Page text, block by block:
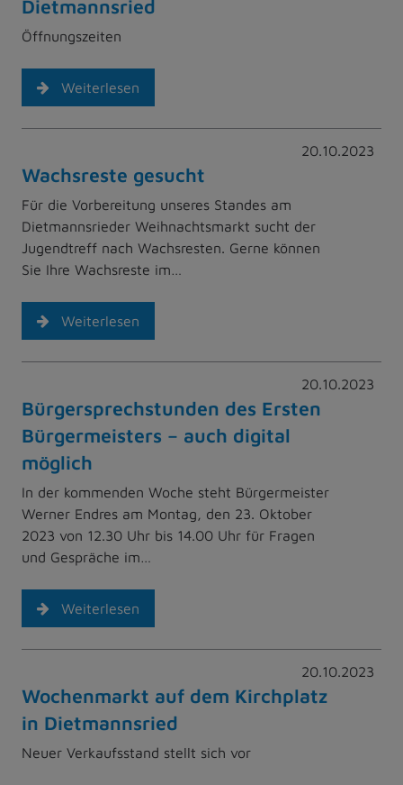
Dietmannsried
Öffnungszeiten
Weiterlesen
20.10.2023
Wachsreste gesucht
Für die Vorbereitung unseres Standes am
Dietmannsrieder Weihnachtsmarkt sucht der
Jugendtreff nach Wachsresten. Gerne können
Sie Ihre Wachsreste im…
Weiterlesen
20.10.2023
Bürgersprechstunden des Ersten
Bürgermeisters – auch digital
möglich
In der kommenden Woche steht Bürgermeister
Werner Endres am Montag, den 23. Oktober
2023 von 12.30 Uhr bis 14.00 Uhr für Fragen
und Gespräche im…
Weiterlesen
20.10.2023
Wochenmarkt auf dem Kirchplatz
in Dietmannsried
Neuer Verkaufsstand stellt sich vor